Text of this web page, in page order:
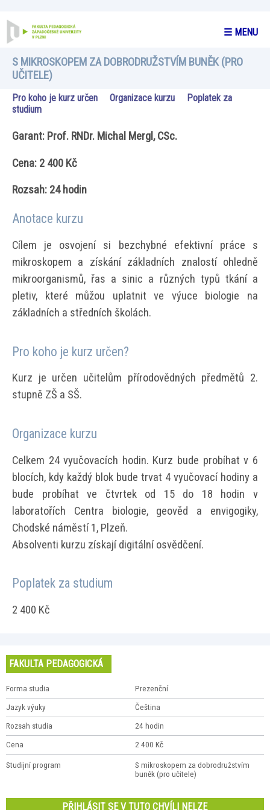
☰ MENU
S MIKROSKOPEM ZA DOBRODRUŽSTVÍM BUNĚK (PRO
UČITELE)
Pro koho je kurz určen Organizace kurzu
Poplatek za
studium
Garant: Prof. RNDr. Michal Mergl, CSc.
Cena: 2 400 Kč
Rozsah: 24 hodin
Anotace kurzu
Cílem je osvojení si bezchybné efektivní práce s
mikroskopem a získání základních znalostí ohledně
mikroorganismů, řas a sinic a různých typů tkání a
pletiv, které můžou uplatnit ve výuce biologie na
základních a středních školách.
Pro koho je kurz určen?
Kurz je určen učitelům přírodovědných předmětů 2.
stupně ZŠ a SŠ.
Organizace kurzu
Celkem 24 vyučovacích hodin. Kurz bude probíhat v 6
blocích, kdy každý blok bude trvat 4 vyučovací hodiny a
bude probíhat ve čtvrtek od 15 do 18 hodin v
laboratořích Centra biologie, geověd a envigogiky,
Chodské náměstí 1, Plzeň.
Absolventi kurzu získají digitální osvědčení.
Poplatek za studium
2 400 Kč
FAKULTA PEDAGOGICKÁ
Forma studia Prezenční
Jazyk výuky Čeština
Rozsah studia 24 hodin
Cena 2 400 Kč
Studijní program
S mikroskopem za dobrodružstvím
buněk (pro učitele)
PŘIHLÁSIT SE V TUTO CHVÍLI NELZE